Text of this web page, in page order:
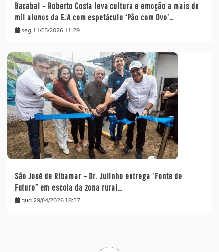
Bacabal – Roberto Costa leva cultura e emoção a mais de
mil alunos da EJA com espetáculo ‘Pão com Ovo’…
seg 11/05/2026 11:29
São José de Ribamar – Dr. Julinho entrega “Fonte de
Futuro” em escola da zona rural…
qua 29/04/2026 18:37